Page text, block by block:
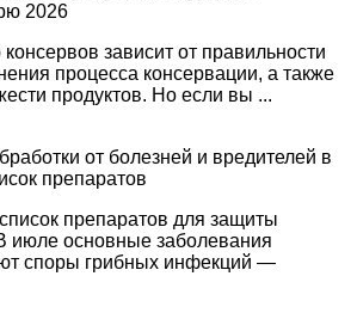
2026
консервов зависит от правильности
процесса консервации, а также
продуктов. Но если вы ...
от болезней и вредителей в
препаратов
препаратов для защиты
июле основные заболевания
споры грибных инфекций —